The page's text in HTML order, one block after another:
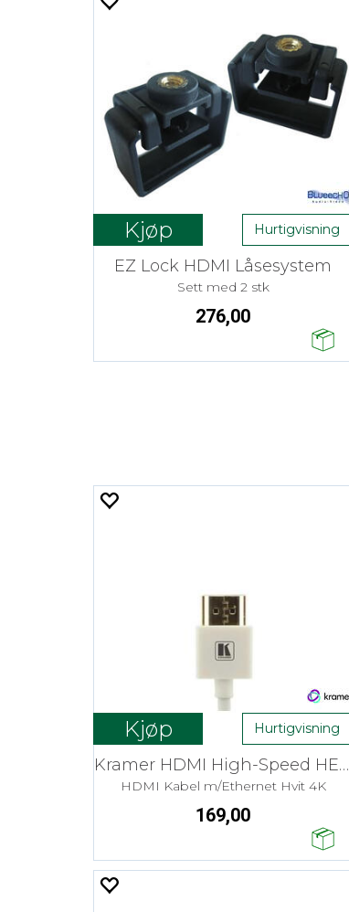
Kjøp Hurtigvisning
EZ Lock HDMI Låsesystem
Sett med 2 stk
276,00
Kjøp Hurtigvisning
Kramer HDMI High-Speed HEC - 1,8 m Pico
HDMI Kabel m/Ethernet Hvit 4K
169,00